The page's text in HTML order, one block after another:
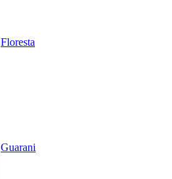
Floresta
Guarani